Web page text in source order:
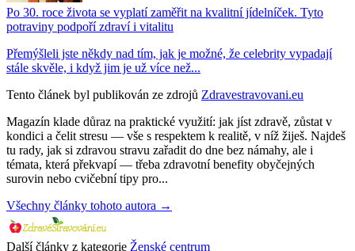
Po 30. roce života se vyplatí zaměřit na kvalitní jídelníček. Tyto
potraviny podpoří zdraví i vitalitu
Přemýšleli jste někdy nad tím, jak je možné, že celebrity vypadají
stále skvěle, i když jim je už více než...
Tento článek byl publikován ze zdrojů Zdravestravovani.eu
Magazín klade důraz na praktické využití: jak jíst zdravě, zůstat v
kondici a čelit stresu — vše s respektem k realitě, v níž žiješ. Najdeš
tu rady, jak si zdravou stravu zařadit do dne bez námahy, ale i
témata, která překvapí — třeba zdravotní benefity obyčejných
surovin nebo cvičební tipy pro...
Všechny články tohoto autora →
Další články z kategorie Ženské centrum